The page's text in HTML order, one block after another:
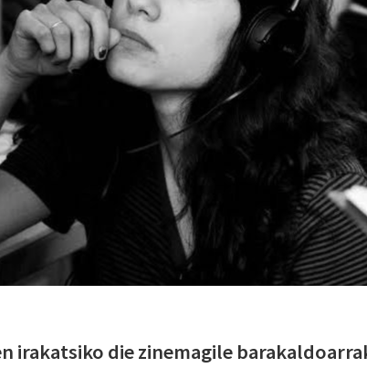
irakatsiko die zinemagile